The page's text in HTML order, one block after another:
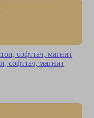
софттач, магнит